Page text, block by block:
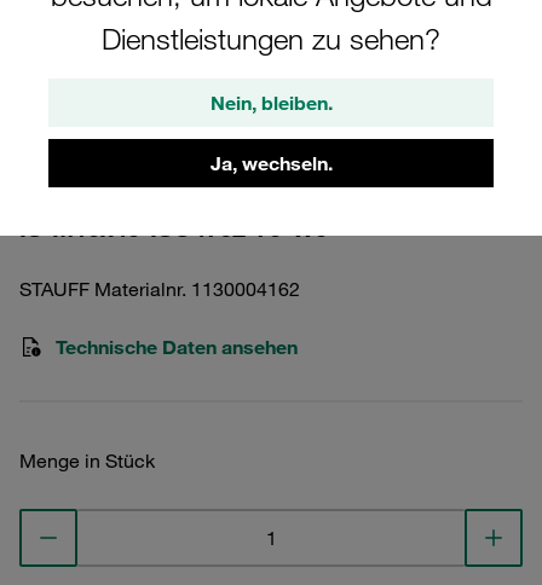
Dienstleistungen zu sehen?
Nein, bleiben.
Ja, wechseln.
tatsächlichen Produkt abweichen.
IS-M10x45-ISO4762-70-W5
STAUFF Materialnr. 1130004162
Technische Daten ansehen
Menge in Stück